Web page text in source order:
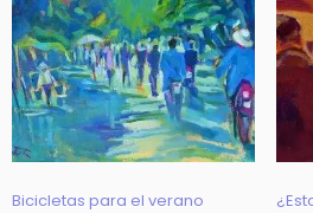
Bicicletas para el verano